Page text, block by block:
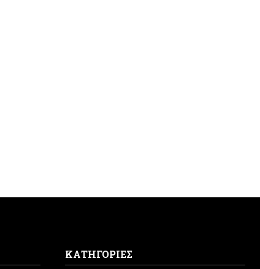
ΚΑΤΗΓΟΡΙΕΣ